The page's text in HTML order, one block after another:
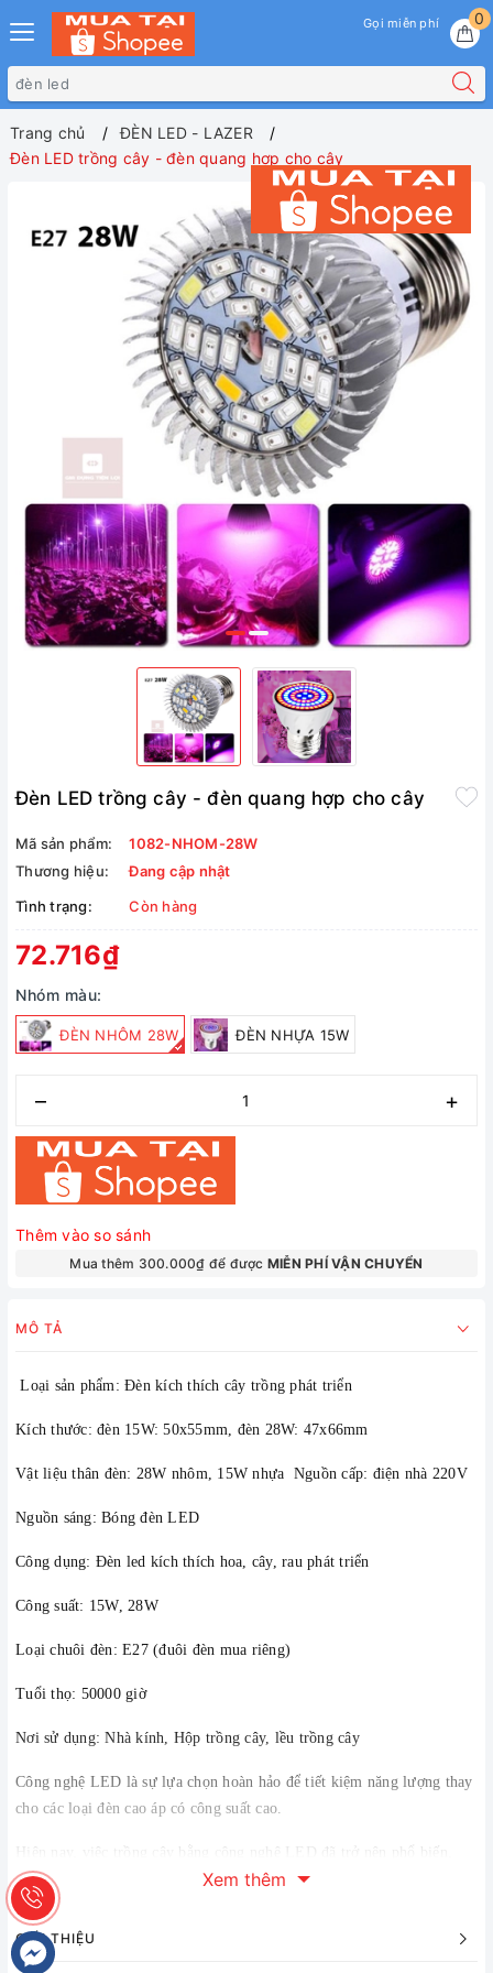
0
Gọi miễn phí
Trang chủ
ĐÈN LED - LAZER
Đèn LED trồng cây - đèn quang hợp cho cây
Đèn LED trồng cây - đèn quang hợp cho cây
Mã sản phẩm:
1082-NHOM-28W
Thương hiệu:
Đang cập nhật
Tình trạng:
Còn hàng
72.716₫
Nhóm màu:
ĐÈN NHÔM 28W ĐÈN NHỰA 15W
– +
Thêm vào so sánh
Mua thêm 300.000₫ để được MIỄN PHÍ VẬN CHUYỂN
MÔ TẢ
Loại sản phẩm: Đèn kích thích cây trồng phát triển
Kích thước: đèn 15W: 50x55mm, đèn 28W: 47x66mm
Vật liệu thân đèn: 28W nhôm, 15W nhựa
  Nguồn cấp: điện nhà 220V
Nguồn sáng: Bóng đèn LED
Công dụng: Đèn led kích thích hoa, cây, rau phát triển
Công suất: 15W, 28W
Loại chuôi đèn: E27 (đuôi đèn mua riêng)
Tuổi thọ: 50000 giờ
Nơi sử dụng: Nhà kính, Hộp trồng cây, lều trồng cây
Công nghệ LED là sự lựa chọn hoàn hảo để tiết kiệm năng lượng thay
cho các loại đèn cao áp có công suất cao.
Hiện nay, việc trồng cây bằng công nghệ LED đã trở nên phổ biến,
giúp cây trồng nâng cao sự phát triển.Với thiết kế kiểu dáng đơn giản
cùng phát ra bước sóng trong dãy quang phổ, đèn LED quang hợp cho
cây trồng sẽ giúp cây trồng hấp thụ ánh sáng và chuyển hóa chất dinh
dưỡng thành năng lượng cho quá trình quang hợp.
Xem thêm
GIỚI THIỆU